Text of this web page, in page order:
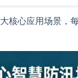
核心应用场景，